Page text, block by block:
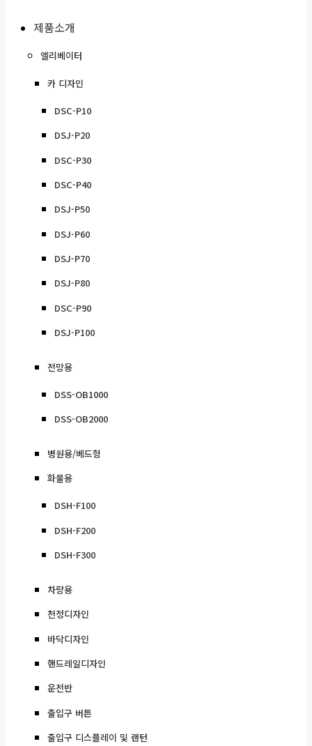
제품소개
엘리베이터
카 디자인
DSC-P10
DSJ-P20
DSC-P30
DSC-P40
DSJ-P50
DSJ-P60
DSJ-P70
DSJ-P80
DSC-P90
DSJ-P100
전망용
DSS-OB1000
DSS-OB2000
병원용/베드형
화물용
DSH-F100
DSH-F200
DSH-F300
차량용
천정디자인
바닥디자인
핸드레일디자인
운전반
출입구 버튼
출입구 디스플레이 및 랜턴